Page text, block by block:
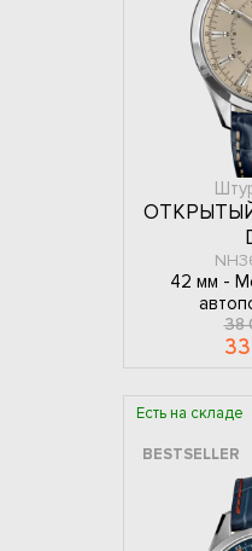
42 мм -
38
Есть на складе
BESTSELLER